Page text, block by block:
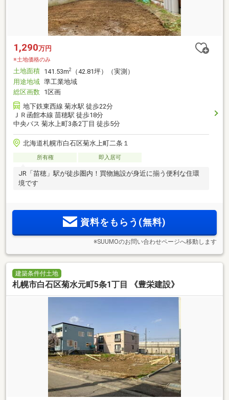
1,290万円
※土地価格のみ
土地面積 141.53m2
（42.81坪）（実測）
用途地域 準工業地域
総区画数 1区画
地下鉄東西線 菊水駅 徒歩22分
ＪＲ函館本線 苗穂駅 徒歩18分
中央バス 菊水上町3条2丁目 徒歩5分
北海道札幌市白石区菊水上町二条１
所有権 即入居可
JR「苗穂」駅が徒歩圏内！買物施設が身近に揃う便利な住環
境です
資料をもらう(無料)
※SUUMOのお問い合わせページへ移動します
建築条件付土地
札幌市白石区菊水元町5条1丁目 《豊栄建設》